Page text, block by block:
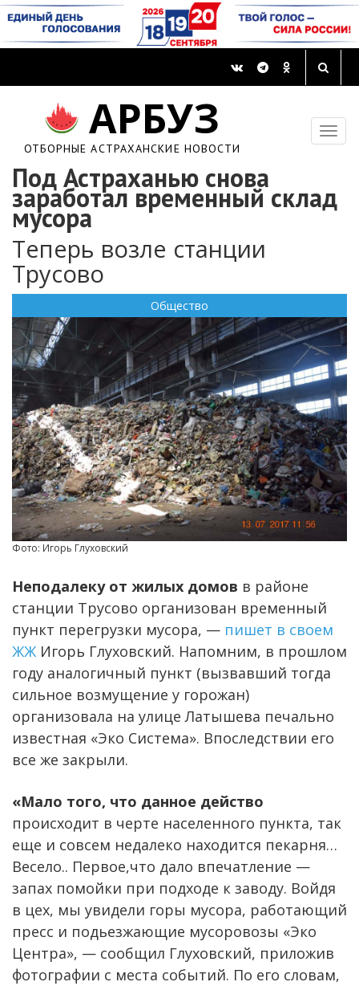
АРБУЗ
ОТБОРНЫЕ АСТРАХАНСКИЕ НОВОСТИ
Под Астраханью снова
заработал временный склад
мусора
Теперь возле станции
Трусово
Общество
Фото: Игорь Глуховский
Неподалеку от жилых домов в районе
станции Трусово организован временный
пункт перегрузки мусора, — пишет в своем
ЖЖ Игорь Глуховский. Напомним, в прошлом
году аналогичный пункт (вызвавший тогда
сильное возмущение у горожан)
организовала на улице Латышева печально
известная «Эко Система». Впоследствии его
все же закрыли.
«Мало того, что данное действо
происходит в черте населенного пункта, так
еще и совсем недалеко находится пекарня…
Весело.. Первое,что дало впечатление —
запах помойки при подходе к заводу. Войдя
в цех, мы увидели горы мусора, работающий
пресс и подьезжающие мусоровозы «Эко
Центра», — сообщил Глуховский, приложив
фотографии с места событий. По его словам,